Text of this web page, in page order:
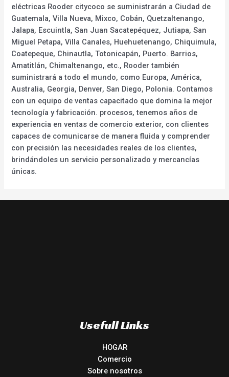
eléctricas Rooder citycoco se suministrarán a Ciudad de
Guatemala, Villa Nueva, Mixco, Cobán, Quetzaltenango,
Jalapa, Escuintla, San Juan Sacatepéquez, Jutiapa, San
Miguel Petapa, Villa Canales, Huehuetenango, Chiquimula,
Coatepeque, Chinautla, Totonicapán, Puerto. Barrios,
Amatitlán, Chimaltenango, etc., Rooder también
suministrará a todo el mundo, como Europa, América,
Australia, Georgia, Denver, San Diego, Polonia. Contamos
con un equipo de ventas capacitado que domina la mejor
tecnología y fabricación. procesos, tenemos años de
experiencia en ventas de comercio exterior, con clientes
capaces de comunicarse de manera fluida y comprender
con precisión las necesidades reales de los clientes,
brindándoles un servicio personalizado y mercancías
únicas.
Usefull Links
HOGAR
Comercio
Sobre nosotros